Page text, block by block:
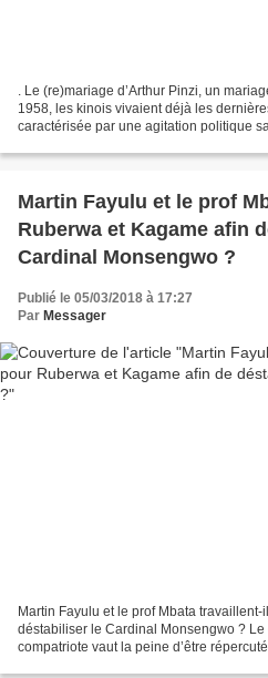
. Le (re)mariage d’Arthur Pinzi, un
1958, les kinois vivaient déjà les
caractérisée par une agitation politique
Martin Fayulu et le prof
Ruberwa et Kagame afin
Cardinal Monsengwo ?
Publié le 05/03/2018 à 17:27
Par Messager
Martin Fayulu et le prof Mbata
déstabiliser le Cardinal Monsengwo ?
compatriote vaut la peine d’être